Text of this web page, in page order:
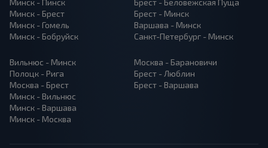
Минск - Пинск
Минск - Брест
Минск - Гомель
Минск - Бобруйск
Брест - Беловежская Пуща
Брест - Минск
Варшава - Минск
Санкт-Петербург - Минск
Вильнюс - Минск
Полоцк - Рига
Москва - Брест
Минск - Вильнюс
Минск - Варшава
Минск - Москва
Москва - Барановичи
Брест - Люблин
Брест - Варшава